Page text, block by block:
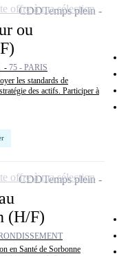
ou
- 75 - PARIS
les standards de
des actifs. Participer à
CDDTemps plein
offre à ma sélection
(H/F)
en Santé de Sorbonne
CDDTemps plein
offre à ma sélection